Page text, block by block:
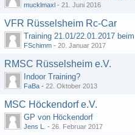
mucklmaxl - 21. Juni 2016
VFR Rüsselsheim Rc-Car
Training 21.01/22.01.2017
FSchimm - 20. Januar 2017
RMSC Rüsselsheim e.V.
Indoor Training?
FaBa - 22. Oktober 2013
MSC Höckendorf e.V.
GP von Höckendorf
Jens L. - 26. Februar 2017